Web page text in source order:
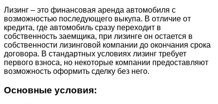
Лизинг – это финансовая аренда автомобиля с
возможностью последующего выкупа. В отличие от
кредита, где автомобиль сразу переходит в
собственность заемщика, при лизинге он остается в
собственности лизинговой компании до окончания срока
договора. В стандартных условиях лизинг требует
первого взноса, но некоторые компании предоставляют
возможность оформить сделку без него.
Основные условия: